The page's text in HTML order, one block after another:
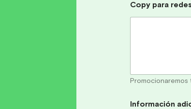
Copy para
Información